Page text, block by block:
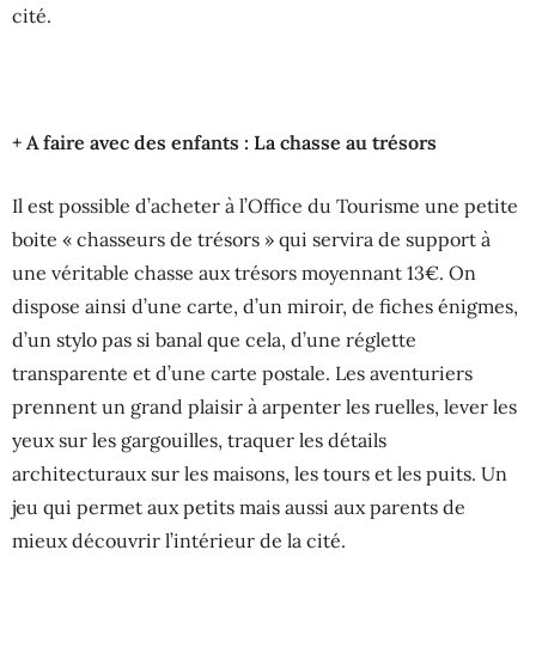
cité.
+ A faire avec des enfants : La chasse au trésors
Il est possible d’acheter à l’Office du Tourisme une petite
boite « chasseurs de trésors » qui servira de support à
une véritable chasse aux trésors moyennant 13€. On
dispose ainsi d’une carte, d’un miroir, de fiches énigmes,
d’un stylo pas si banal que cela, d’une réglette
transparente et d’une carte postale. Les aventuriers
prennent un grand plaisir à arpenter les ruelles, lever les
yeux sur les gargouilles, traquer les détails
architecturaux sur les maisons, les tours et les puits. Un
jeu qui permet aux petits mais aussi aux parents de
mieux découvrir l’intérieur de la cité.